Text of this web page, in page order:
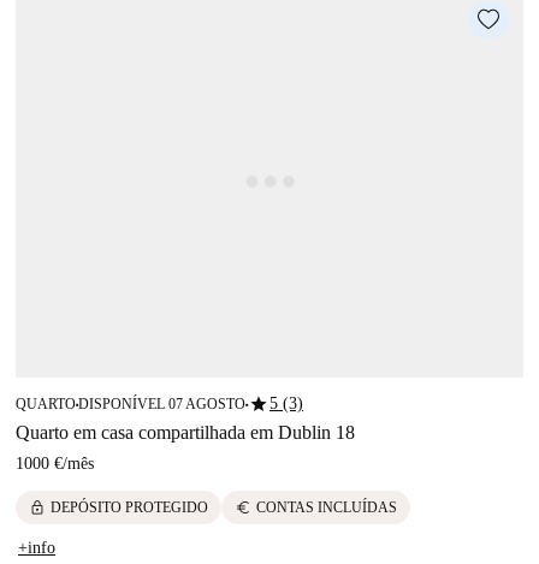
QUARTO■DISPONÍVEL 07 AGOSTO■star5 (3)
Quarto em casa compartilhada em Dublin 18
1000 €/mês
lock DEPÓSITO PROTEGIDO euro CONTAS INCLUÍDAS
+info